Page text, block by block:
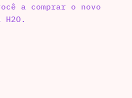
a comprar o novo